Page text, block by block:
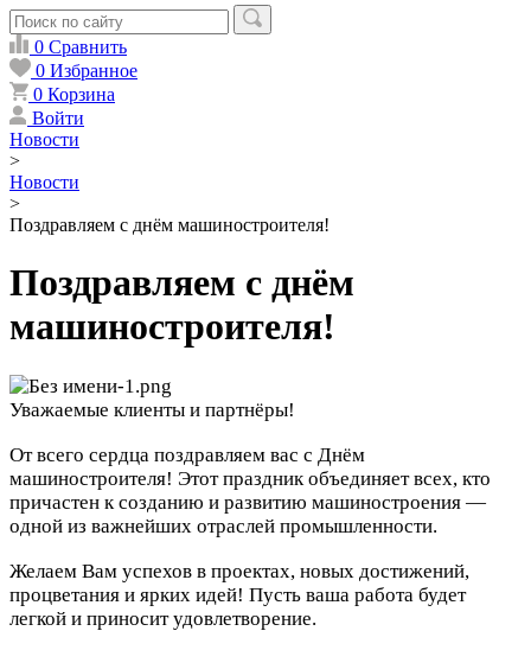
0 Сравнить
0 Избранное
0 Корзина
Войти
Новости
>
Новости
>
Поздравляем с днём машиностроителя!
Поздравляем с днём
машиностроителя!
Уважаемые клиенты и партнёры!
От всего сердца поздравляем вас с Днём
машиностроителя! Этот праздник объединяет всех, кто
причастен к созданию и развитию машиностроения —
одной из важнейших отраслей промышленности.
Желаем Вам успехов в проектах, новых достижений,
процветания и ярких идей! Пусть ваша работа будет
легкой и приносит удовлетворение.